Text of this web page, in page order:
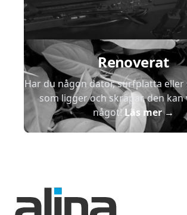
Renoverat
Har du någon dator, surfplatta
som ligger och skräpar, den kan
något!Läs mer→